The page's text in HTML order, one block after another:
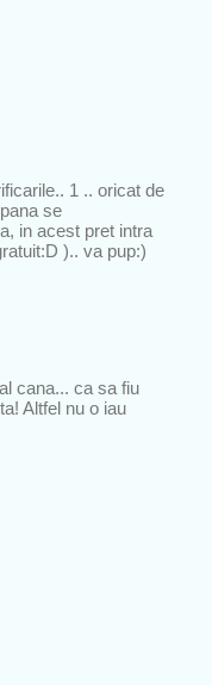
1 .. oricat de
se
in acest pret intra
).. va pup:)
cana... ca sa fiu
Altfel nu o iau